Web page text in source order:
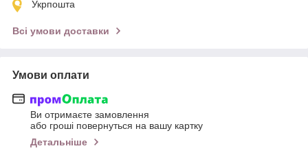
Укрпошта
Всі умови доставки
Умови оплати
Ви отримаєте замовлення
або гроші повернуться на вашу картку
Детальніше